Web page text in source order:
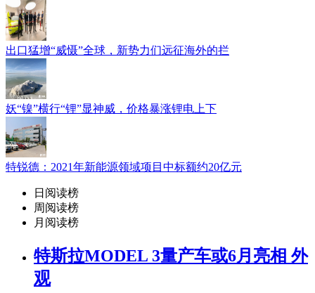
出口猛增“威慑”全球，新势力们远征海外的拦
妖“镍”横行“锂”显神威，价格暴涨锂电上下
特锐德：2021年新能源领域项目中标额约20亿元
日阅读榜
周阅读榜
月阅读榜
特斯拉MODEL 3量产车或6月亮相 外
观